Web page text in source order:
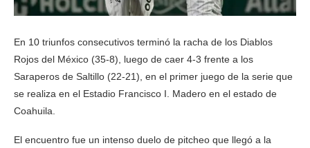
En 10 triunfos consecutivos terminó la racha de los Diablos
Rojos del México (35-8), luego de caer 4-3 frente a los
Saraperos de Saltillo (22-21), en el primer juego de la serie que
se realiza en el Estadio Francisco I. Madero en el estado de
Coahuila.
El encuentro fue un intenso duelo de pitcheo que llegó a la